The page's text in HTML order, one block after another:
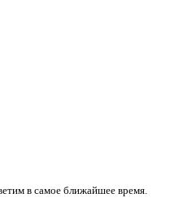
в самое ближайшее время.